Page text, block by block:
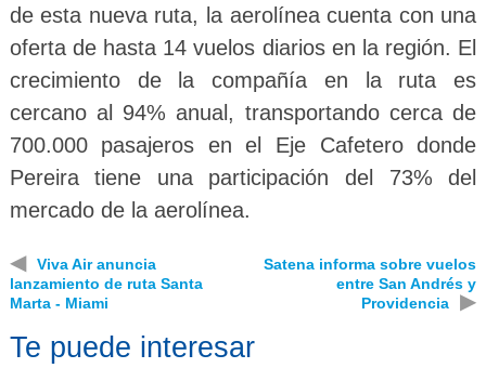
de esta nueva ruta, la aerolínea cuenta con una
oferta de hasta 14 vuelos diarios en la región. El
crecimiento de la compañía en la ruta es
cercano al 94% anual, transportando cerca de
700.000 pasajeros en el Eje Cafetero donde
Pereira tiene una participación del 73% del
mercado de la aerolínea.
◀
Viva Air anuncia
lanzamiento de ruta Santa
Marta - Miami
Satena informa sobre vuelos
entre San Andrés y
Providencia
▶
Te puede interesar